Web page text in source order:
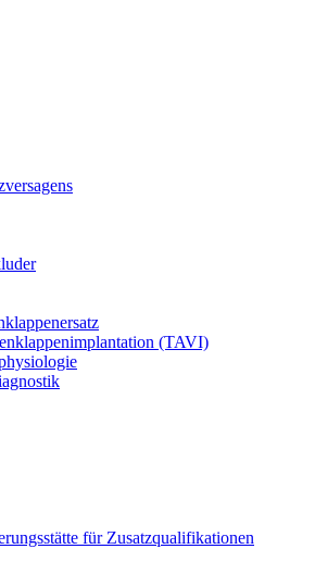
(TAVI)
für Zusatzqualifikationen